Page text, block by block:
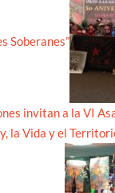
Soberanes”
invitan a la VI
la Vida y el